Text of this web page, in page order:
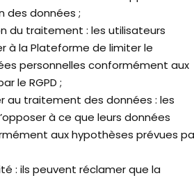
des données ;
du traitement : les utilisateurs
à la Plateforme de limiter le
personnelles conformément aux
le RGPD ;
au traitement des données : les
à ce que leurs données
aux hypothèses prévues
: ils peuvent réclamer que la